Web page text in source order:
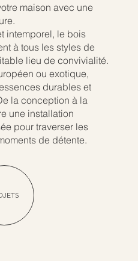
maison avec une
intemporel, le bois
à tous les styles de
lieu de convivialité.
ou exotique,
durables et
la conception à la
une installation
pour traverser les
de détente.